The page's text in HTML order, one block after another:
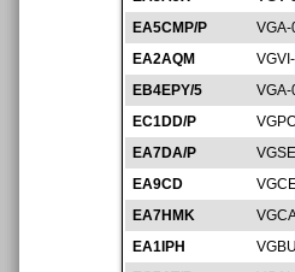
EA5CMP/P
EA2AQM
EB4EPY/5
EC1DD/P
EA7DA/P
EA9CD
EA7HMK
EA1IPH